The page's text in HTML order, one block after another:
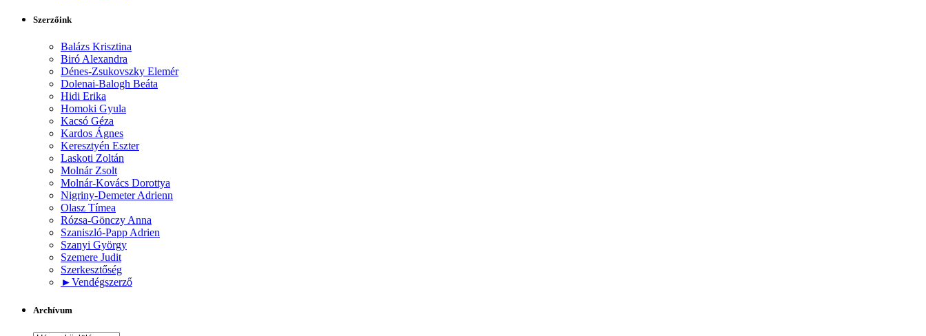
Szerzőink
Balázs Krisztina
Biró Alexandra
Dénes-Zsukovszky Elemér
Dolenai-Balogh Beáta
Hidi Erika
Homoki Gyula
Kacsó Géza
Kardos Ágnes
Keresztyén Eszter
Laskoti Zoltán
Molnár Zsolt
Molnár-Kovács Dorottya
Nigriny-Demeter Adrienn
Olasz Tímea
Rózsa-Gönczy Anna
Szaniszló-Papp Adrien
Szanyi György
Szemere Judit
Szerkesztőség
►Vendégszerző
Archívum